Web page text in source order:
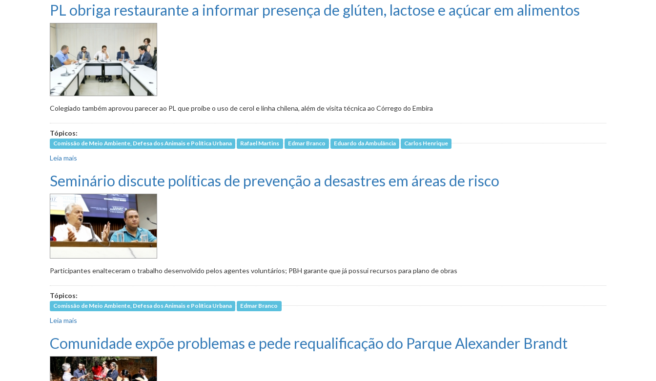
PL obriga restaurante a informar presença de glúten, lactose e açúcar em alimentos
Colegiado também aprovou parecer ao PL que proíbe o uso de cerol e linha chilena, além de visita técnica ao Córrego do Embira
Tópicos:
Comissão de Meio Ambiente, Defesa dos Animais e Política Urbana Rafael Martins Edmar Branco Eduardo da Ambulância Carlos Henrique
Leia mais
Seminário discute políticas de prevenção a desastres em áreas de risco
Participantes enalteceram o trabalho desenvolvido pelos agentes voluntários; PBH garante que já possui recursos para plano de obras
Tópicos:
Comissão de Meio Ambiente, Defesa dos Animais e Política Urbana Edmar Branco
Leia mais
Comunidade expõe problemas e pede requalificação do Parque Alexander Brandt